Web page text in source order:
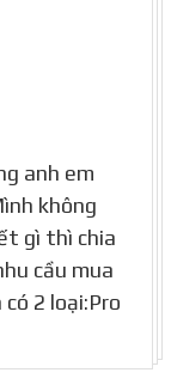
anh em
không
gì thì chia
cầu mua
2 loại:Pro